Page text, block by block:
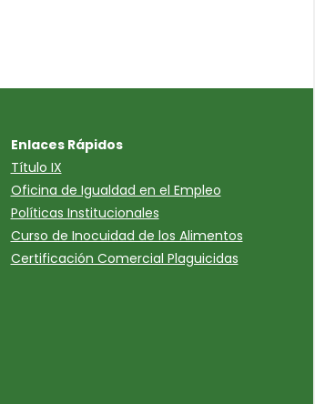
Enlaces Rápidos
Título IX
Oficina de Igualdad en el Empleo
Políticas Institucionales
Curso de Inocuidad de los Alimentos
Certificación Comercial Plaguicidas